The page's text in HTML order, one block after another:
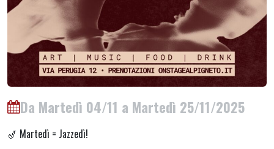
Da Martedì 04/11 a Martedì 25/11/2025
🎷 Martedì = Jazzedì!